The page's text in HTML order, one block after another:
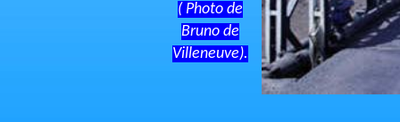
( Photo de
Bruno de
Villeneuve).